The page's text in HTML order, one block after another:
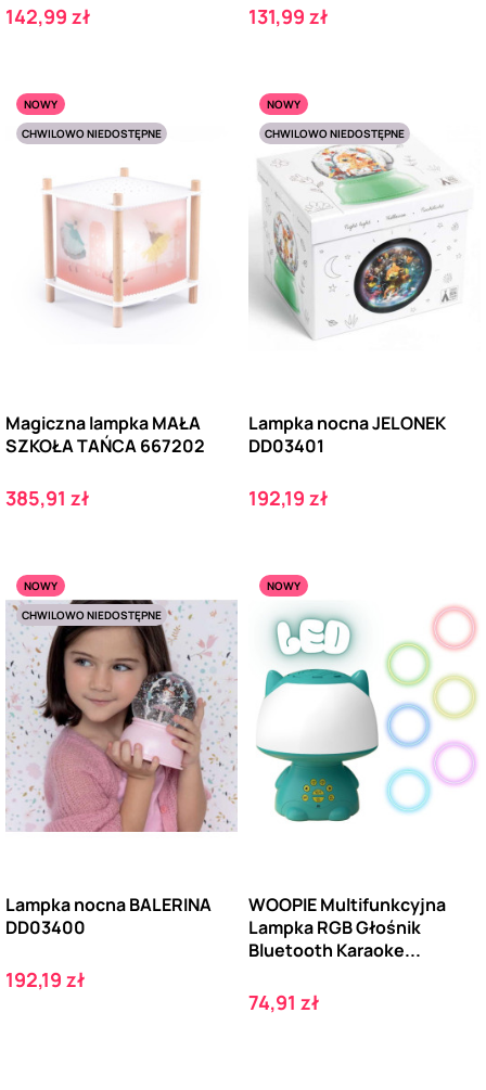
Cena
142,99 zł Cena
131,99 zł
NOWY
CHWILOWO NIEDOSTĘPNE
Magiczna lampka MAŁA
SZKOŁA TAŃCA 667202
Cena
385,91 zł
NOWY
CHWILOWO NIEDOSTĘPNE
Lampka nocna JELONEK
DD03401
Cena
192,19 zł
NOWY
CHWILOWO NIEDOSTĘPNE
Lampka nocna BALERINA
DD03400
Cena
192,19 zł
NOWY
WOOPIE Multifunkcyjna
Lampka RGB Głośnik
Bluetooth Karaoke...
Cena
74,91 zł